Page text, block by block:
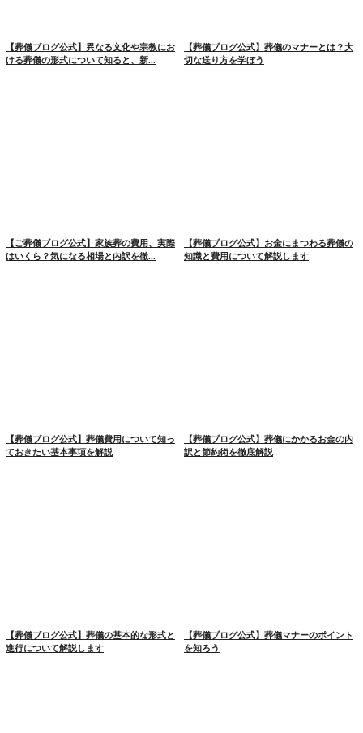
【葬儀ブログ公式】異なる文化や宗教にお
ける葬儀の形式について知ると、新...
【葬儀ブログ公式】葬儀のマナーとは？大
切な送り方を学ぼう
【ご葬儀ブログ公式】家族葬の費用、実際
はいくら？気になる相場と内訳を徹...
【葬儀ブログ公式】お金にまつわる葬儀の
知識と費用について解説します
【葬儀ブログ公式】葬儀費用について知っ
ておきたい基本事項を解説
【葬儀ブログ公式】葬儀にかかるお金の内
訳と節約術を徹底解説
【葬儀ブログ公式】葬儀の基本的な形式と
進行について解説します
【葬儀ブログ公式】葬儀マナーのポイント
を知ろう